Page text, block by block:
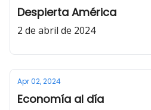
Despierta América
2 de abril de 2024
Apr 02, 2024
Economía al día